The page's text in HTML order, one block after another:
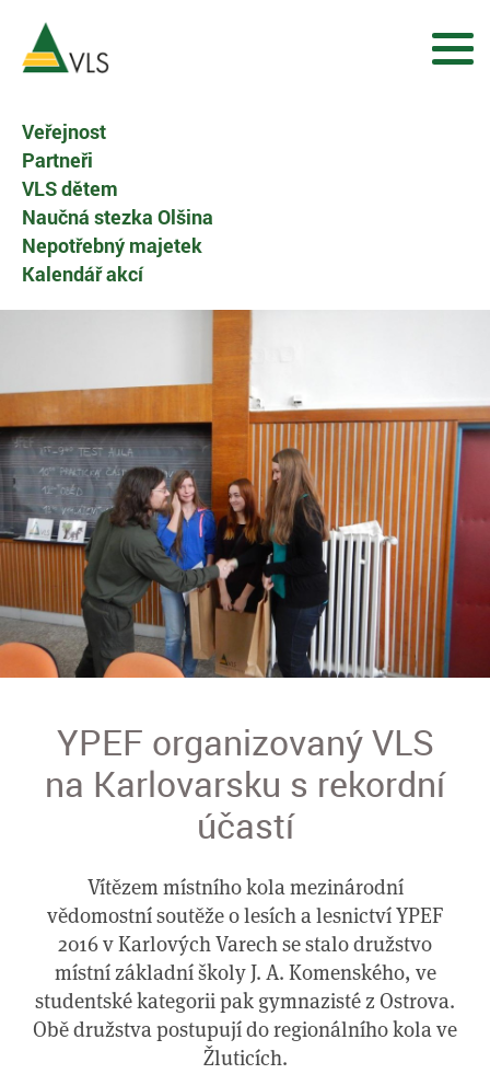
Veřejnost
Partneři
VLS dětem
Naučná stezka Olšina
Nepotřebný majetek
Kalendář akcí
YPEF organizovaný VLS
na Karlovarsku s rekordní
účastí
Vítězem místního kola mezinárodní
vědomostní soutěže o lesích a lesnictví YPEF
2016 v Karlových Varech se stalo družstvo
místní základní školy J. A. Komenského, ve
studentské kategorii pak gymnazisté z Ostrova.
Obě družstva postupují do regionálního kola ve
Žluticích.